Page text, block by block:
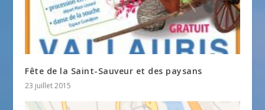
Fête de la Saint-Sauveur et des paysans
23 juillet 2015